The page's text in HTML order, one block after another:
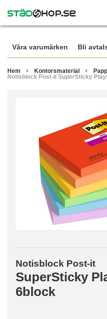
Våra varumärken Bli
Hem Kontorsmaterial
Notisblock Post-it SuperSticky
Notisblock Post-it
SuperSticky
6block